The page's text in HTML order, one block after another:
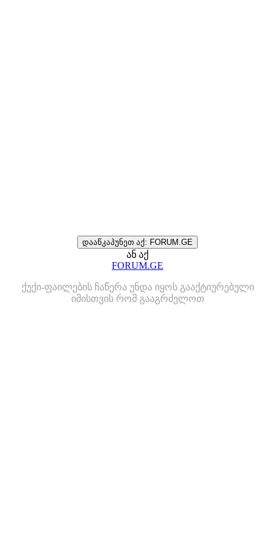
დააწკაპუნეთ აქ: FORUM.GE
ან აქ
FORUM.GE
ქუქი-ფაილების ჩაწერა უნდა იყოს გააქტიურებული
იმისთვის რომ გააგრძელოთ